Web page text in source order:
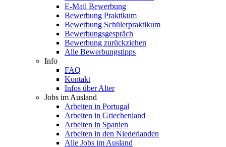
E-Mail Bewerbung
Bewerbung Praktikum
Bewerbung Schülerpraktikum
Bewerbungsgespräch
Bewerbung zurückziehen
Alle Bewerbungstipps
Info
FAQ
Kontakt
Infos über Alter
Jobs im Ausland
Arbeiten in Portugal
Arbeiten in Griechenland
Arbeiten in Spanien
Arbeiten in den Niederlanden
Alle Jobs im Ausland